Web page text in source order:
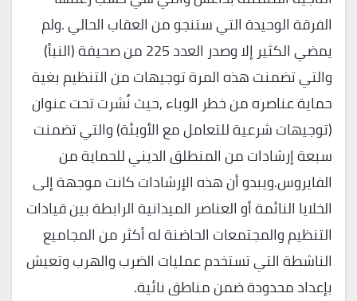
الفرقة الوحيدة التي ستنجو من العقاب الحالي .ولم
يمضي الكثير إلا وصدر العدد 225 من صحيفة (النبأ)
والتي تضمنت هذه المرة توجيهات من التنظيم بغية
حماية عناصره من خطر الوباء ,حيث نُشرت تحت عنوان
(توجيهات شرعية للتعامل مع الأوبئة) والتي تضمنت
سبعة إرشادات من المنطلق الديني للحماية من
الفايروس.ويبدو أن هذه الإرشادات كانت موجهة إلى
الخلايا النائمة أو العناصر الميدانية الرابطة بين قيادات
التنظيم والمجتمعات الحاضنة له أكثر من المجاميع
الناشطة التي تستخدم عمليات الضرب والهرب وتعيش
بإعداد محدودة ضمن مناطق نائية.